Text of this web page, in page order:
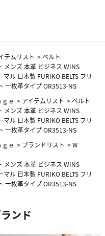
テムリスト >ベルト
メンズ 本革 ビジネス WINS
ル 日本製 FURIKO BELTS フリ
一枚革タイプ OR3513-NS
ｅ > アイテムリスト >ベルト
メンズ 本革 ビジネス WINS
ル 日本製 FURIKO BELTS フリ
一枚革タイプ OR3513-NS
ｅ > ブランドリスト >W
メンズ 本革 ビジネス WINS
ル 日本製 FURIKO BELTS フリ
一枚革タイプ OR3513-NS
ンド